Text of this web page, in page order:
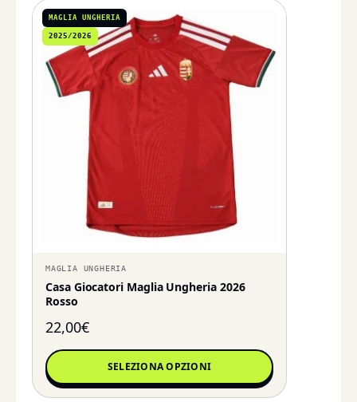
MAGLIA UNGHERIA
2025/2026
MAGLIA UNGHERIA
Casa Giocatori Maglia Ungheria 2026
Rosso
22,00€
SELEZIONA OPZIONI